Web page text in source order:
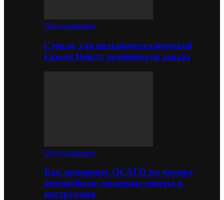
Обслуживание
Стекло для цельнометаллической
Газели Некст: особенности заказа
Обслуживание
Как проверить ОСАГО по номеру
автомобиля: полезные советы и
инструкция